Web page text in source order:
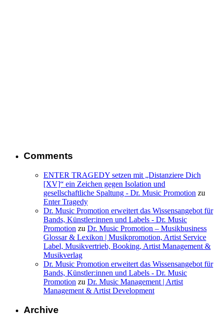
Comments
ENTER TRAGEDY setzen mit „Distanziere Dich
[XV]“ ein Zeichen gegen Isolation und
gesellschaftliche Spaltung - Dr. Music Promotion zu
Enter Tragedy
Dr. Music Promotion erweitert das Wissensangebot für
Bands, Künstler:innen und Labels - Dr. Music
Promotion zu Dr. Music Promotion – Musikbusiness
Glossar & Lexikon | Musikpromotion, Artist Service
Label, Musikvertrieb, Booking, Artist Management &
Musikverlag
Dr. Music Promotion erweitert das Wissensangebot für
Bands, Künstler:innen und Labels - Dr. Music
Promotion zu Dr. Music Management | Artist
Management & Artist Development
Archive